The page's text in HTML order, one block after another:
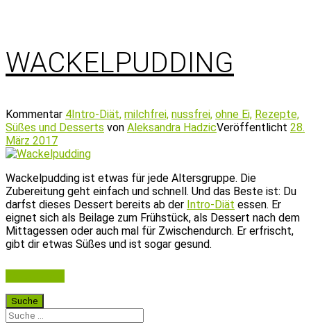
WACKELPUDDING
Kommentar 4Intro-Diät, milchfrei, nussfrei, ohne Ei, Rezepte,
Süßes und Desserts von Aleksandra HadzicVeröffentlicht 28.
März 2017
Wackelpudding ist etwas für jede Altersgruppe. Die
Zubereitung geht einfach und schnell. Und das Beste ist: Du
darfst dieses Dessert bereits ab der Intro-Diät essen. Er
eignet sich als Beilage zum Frühstück, als Dessert nach dem
Mittagessen oder auch mal für Zwischendurch. Er erfrischt,
gibt dir etwas Süßes und ist sogar gesund.